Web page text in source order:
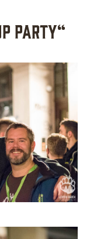
Party“